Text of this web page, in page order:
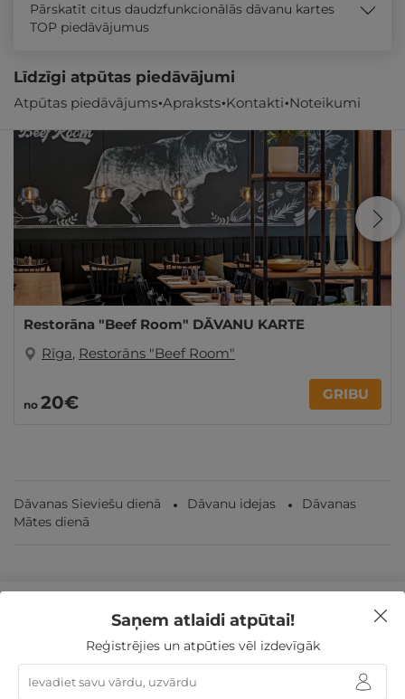
Atpūtas piedāvājums Apraksts Kontakti Noteikumi
Pārskatīt citus daudzfunkcionālās dāvanu kartes
TOP piedāvājumus
Līdzīgi atpūtas piedāvājumi
Restorāna "Beef Room" DĀVANU KARTE
Rīga, Restorāns "Beef Room"
no 20€ GRIBU
Dāvanas Sieviešu dienā Dāvanu idejas
Dāvanas
Mātes dienā
Nekādasapkalpošanas un administrācijas maksas
14 dienunaudas atmaksas garantija
Saņem atlaidi atpūtai!
Reģistrējies un atpūties vēl izdevīgāk